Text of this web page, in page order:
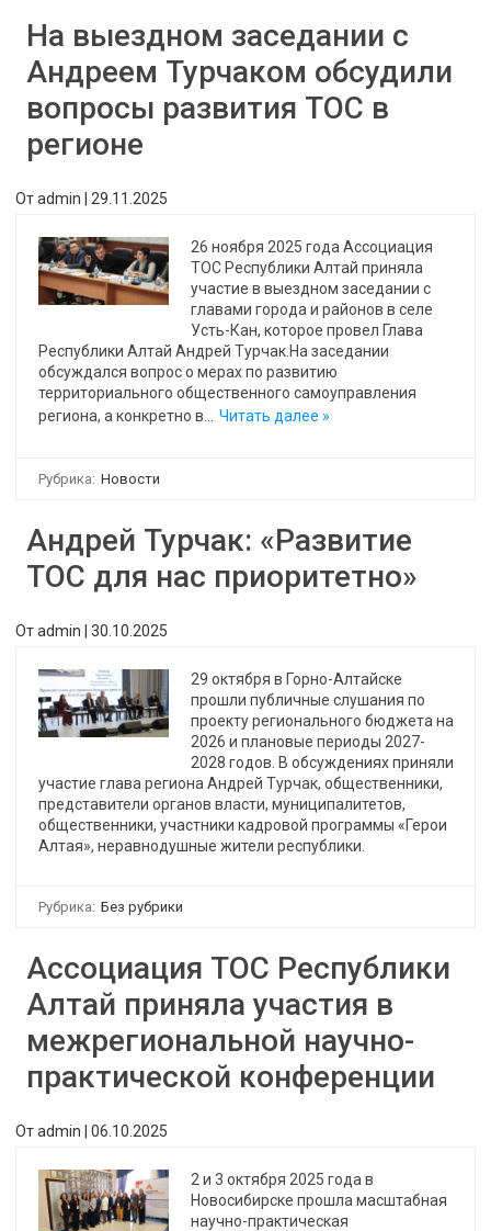
На выездном заседании с
Андреем Турчаком обсудили
вопросы развития ТОС в
регионе
Отadmin 29.11.2025
26 ноября 2025 года Ассоциация
ТОС Республики Алтай приняла
участие в выездном заседании с
главами города и районов в селе
Усть-Кан, которое провел Глава
Республики Алтай Андрей Турчак.На заседании
обсуждался вопрос о мерах по развитию
территориального общественного самоуправления
региона, а конкретно в…
Читать далее »
Рубрика: Новости
Андрей Турчак: «Развитие
ТОС для нас приоритетно»
Отadmin 30.10.2025
29 октября в Горно-Алтайске
прошли публичные слушания по
проекту регионального бюджета на
2026 и плановые периоды 2027-
2028 годов. В обсуждениях приняли
участие глава региона Андрей Турчак, общественники,
представители органов власти, муниципалитетов,
общественники, участники кадровой программы «Герои
Алтая», неравнодушные жители республики.
Рубрика: Без рубрики
Ассоциация ТОС Республики
Алтай приняла участия в
межрегиональной научно-
практической конференции
Отadmin 06.10.2025
2 и 3 октября 2025 года в
Новосибирске прошла масштабная
научно-практическая